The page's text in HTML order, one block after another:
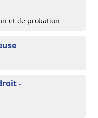
et de probation
-